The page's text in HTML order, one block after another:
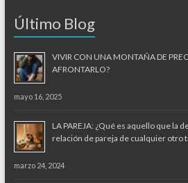
Último Blog
VIVIR CON UNA MONTAÑA DE
AFRONTARLO?
mayo 16, 2025
LA PAREJA: ¿Qué es aquello que la
relación de pareja de cualquier otro
marzo 24, 2024